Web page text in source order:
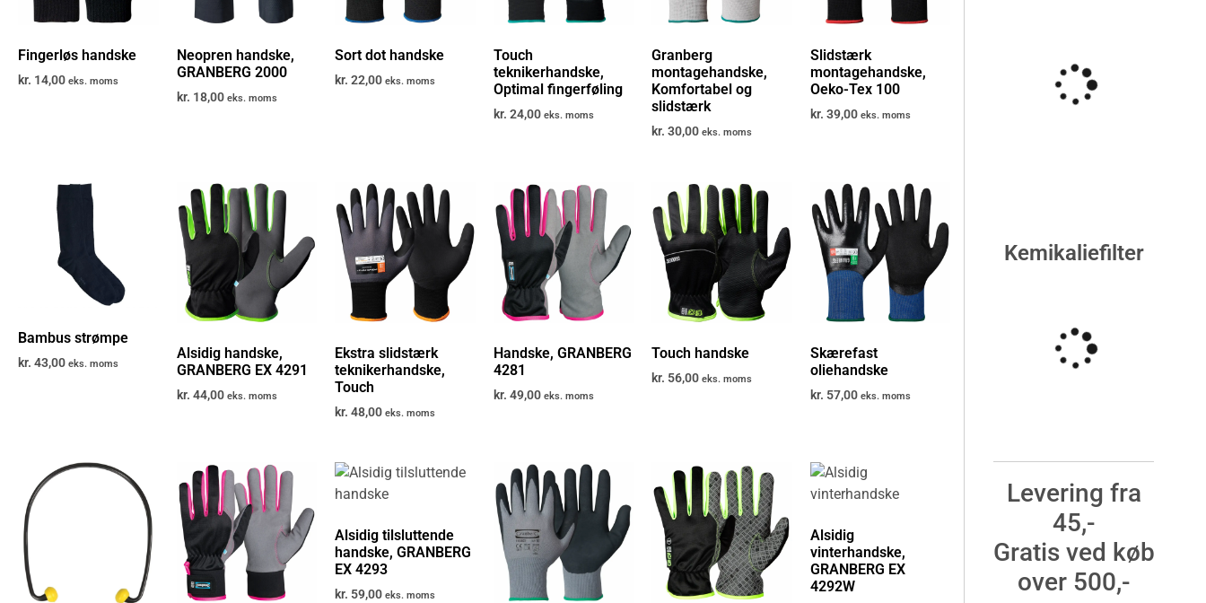
Få fingrene i beskyttende handsker
Kemikaliefilter
Levering fra
45,-
Gratis ved køb
over 500,-
Fingerløs handske
kr. 14,00 eks. moms
Neopren handske,
GRANBERG 2000
kr. 18,00 eks. moms
Sort dot handske
kr. 22,00 eks. moms
Touch
teknikerhandske,
Optimal fingerføling
kr. 24,00 eks. moms
Granberg
montagehandske,
Komfortabel og
slidstærk
kr. 30,00 eks. moms
Slidstærk
montagehandske,
Oeko-Tex 100
kr. 39,00 eks. moms
Bambus strømpe
kr. 43,00 eks. moms
Alsidig handske,
GRANBERG EX 4291
kr. 44,00 eks. moms
Ekstra slidstærk
teknikerhandske,
Touch
kr. 48,00 eks. moms
Handske, GRANBERG
4281
kr. 49,00 eks. moms
Touch handske
kr. 56,00 eks. moms
Skærefast
oliehandske
kr. 57,00 eks. moms
Alsidig tilsluttende
handske, GRANBERG
EX 4293
kr. 59,00 eks. moms
Alsidig
vinterhandske,
GRANBERG EX
4292W